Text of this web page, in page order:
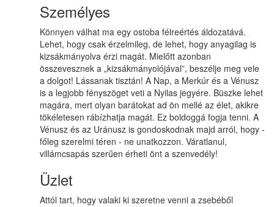
Személyes
Könnyen válhat ma egy ostoba félreértés áldozatává.
Lehet, hogy csak érzelmileg, de lehet, hogy anyagilag is
kizsákmányolva érzi magát. Mielőtt azonban
összevesznek a „kizsákmányolójával”, beszélje meg vele
a dolgot! Lássanak tisztán! A Nap, a Merkúr és a Vénusz
is a legjobb fényszöget veti a Nyilas jegyére. Büszke lehet
magára, mert olyan barátokat ad ön mellé az élet, akikre
tökéletesen rábízhatja magát. Ez boldoggá fogja tenni. A
Vénusz és az Uránusz is gondoskodnak majd arról, hogy -
főleg szerelmi téren - ne unatkozzon. Váratlanul,
villámcsapás szerűen érheti önt a szenvedély!
Üzlet
Attól tart, hogy valaki ki szeretne venni a zsebéből